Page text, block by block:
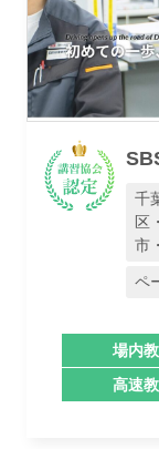
業
千
区
市
ペ
場内
高速